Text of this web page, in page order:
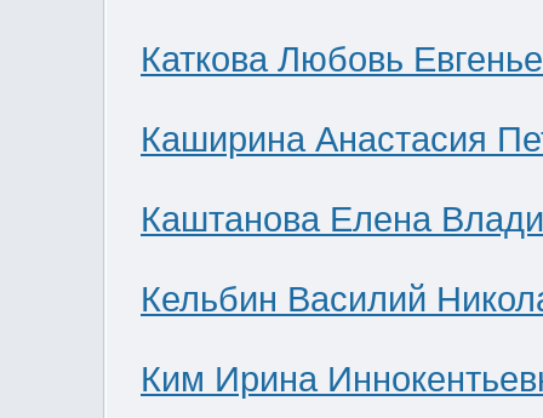
Каткова Любовь
Каширина Анастасия
Каштанова Елена
Кельбин Василий
Ким Ирина